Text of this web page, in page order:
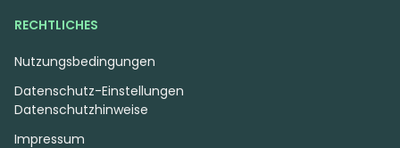
RECHTLICHES
Nutzungsbedingungen
Datenschutzhinweise
Impressum
Datenschutz-Einstellungen